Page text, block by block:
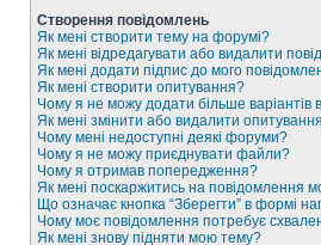
Створення повідомлень
Як мені створити тему на форумі?
Як мені відредагувати або видалити
Як мені додати підпис до мого
Як мені створити опитування?
Чому я не можу додати більше варіантів
Як мені змінити або видалити
Чому мені недоступні деякі форуми?
Чому я не можу приєднувати файли?
Чому я отримав попередження?
Як мені поскаржитись на повідомлення
Що означає кнопка “Зберегти” в формі
Чому моє повідомлення потребує
Як мені знову підняти мою тему?